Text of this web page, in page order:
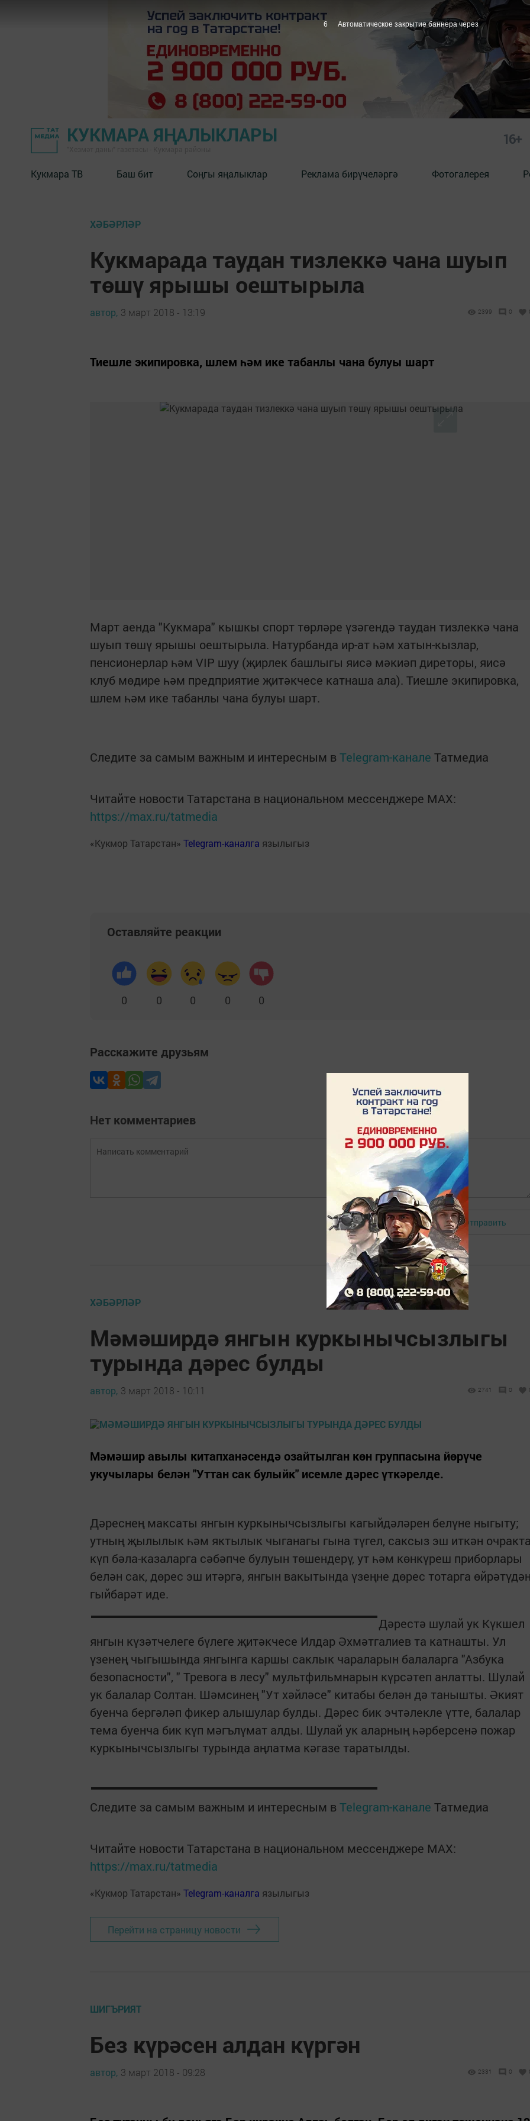
КУКМАРА ЯҢАЛЫКЛАРЫ 16+
Кукмара ТВ Баш бит Соңгы яңалыклар Реклама бирүчеләргә Фотогалерея
ХӘБӘРЛӘР
Кукмарада таудан тизлеккә чана шуып
төшү ярышы оештырыла
автор, 3 март 2018 - 13:19 2399 0
Тиешле экипировка, шлем һәм ике табанлы чана булуы шарт
Март аенда "Кукмара" кышкы спорт төрләре үзәгендә таудан тизлеккә чана
шуып төшү ярышы оештырыла. Натурбанда ир-ат һәм хатын-кызлар,
пенсионерлар һәм VIP шуу (җирлек башлыгы яисә мәкиәп диреторы, яисә
клуб мөдире һәм предприятие җитәкчесе катнаша ала). Тиешле экипировка,
шлем һәм ике табанлы чана булуы шарт.
Следите за самым важным и интересным в Telegram-канале Татмедиа
Читайте новости Татарстана в национальном мессенджере MАХ:
https://max.ru/tatmedia
«Кукмор Татарстан» Telegram-каналга язылыгыз
Оставляйте реакции
0 0 0 0 0
Расскажите друзьям
Нет комментариев
Авторизоваться Отправить
ХӘБӘРЛӘР
Мәмәширдә янгын куркынычсызлыгы
турында дәрес булды
автор, 3 март 2018 - 10:11 2741 0
Мәмәшир авылы китапханәсендә озайтылган көн группасына йөрүче
укучылары белән "Уттан сак булыйк" исемле дәрес үткәрелде.
Дәреснең максаты янгын куркынычсызлыгы кагыйдәләрен белүне ныгыту;
утның җылылык һәм яктылык чыганагы гына түгел, саксыз эш иткән
күп бәла-казаларга сәбәпче булуын төшендерү, ут һәм көнкүреш приборлары
белән сак, дөрес эш итәргә, янгын вакытында үзеңне дөрес тотарга
гыйбарәт иде.
Дәрестә шулай ук Күкшел
янгын күзәтчелеге бүлеге җитәкчесе Илдар Әхмәтгалиев та катнашты. Ул
үзенең чыгышында янгынга каршы саклык чараларын балаларга "Азбука
безопасности", " Тревога в лесу" мультфильмнарын күрсәтеп анлатты. Шулай
ук балалар Солтан. Шәмсинең "Ут хәйләсе" китабы белән дә танышты. Әкият
буенча бергәләп фикер алышулар булды. Дәрес бик эчтәлекле үтте, балалар
тема буенча бик күп мәгълүмат алды. Шулай ук аларның һәрберсенә пожар
куркынычсызлыгы турында аңлатма кәгазе таратылды.
Следите за самым важным и интересным в Telegram-канале Татмедиа
Читайте новости Татарстана в национальном мессенджере MАХ:
https://max.ru/tatmedia
«Кукмор Татарстан» Telegram-каналга язылыгыз
Перейти на страницу новости
ШИГЪРИЯТ
Без күрәсен алдан күргән
автор, 3 март 2018 - 09:28 2331 0
5 Автоматическое закрытие баннера через